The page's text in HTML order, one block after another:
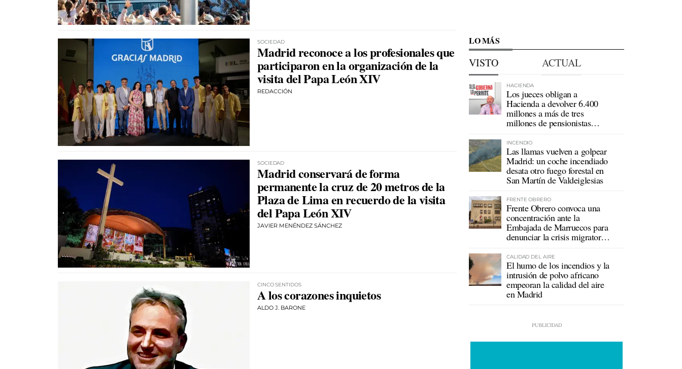
SOCIEDAD
Madrid reconoce a los profesionales que
participaron en la organización de la
visita del Papa León XIV
REDACCIÓN
SOCIEDAD
Madrid conservará de forma
permanente la cruz de 20 metros de la
Plaza de Lima en recuerdo de la visita
del Papa León XIV
JAVIER MENÉNDEZ SÁNCHEZ
CINCO SENTIDOS
A los corazones inquietos
ALDO J. BARONE
LO MÁS
VISTO ACTUAL
HACIENDA
Los jueces obligan a
Hacienda a devolver 6.400
millones a más de tres
millones de pensionistas
INCENDIO
Las llamas vuelven a golpear
Madrid: un coche incendiado
desata otro fuego forestal en
San Martín de Valdeiglesias
FRENTE OBRERO
Frente Obrero convoca una
concentración ante la
Embajada de Marruecos para
denunciar la crisis migratoria
CALIDAD DEL AIRE
El humo de los incendios y la
intrusión de polvo africano
empeoran la calidad del aire
en Madrid